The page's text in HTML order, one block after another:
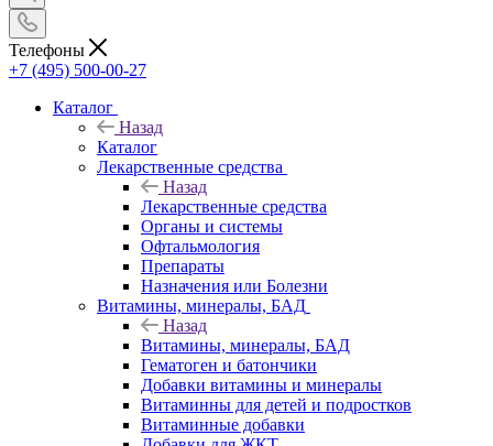
Телефоны
+7 (495) 500-00-27
Каталог
Назад
Каталог
Лекарственные средства
Назад
Лекарственные средства
Органы и системы
Офтальмология
Препараты
Назначения или Болезни
Витамины, минералы, БАД
Назад
Витамины, минералы, БАД
Гематоген и батончики
Добавки витамины и минералы
Витаминны для детей и подростков
Витаминные добавки